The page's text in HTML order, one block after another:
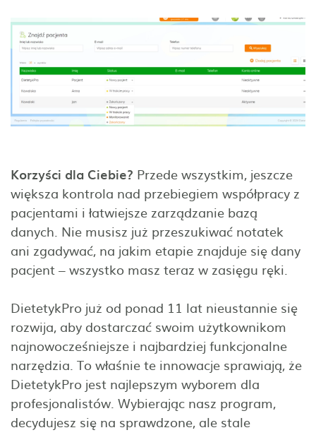
Korzyści dla Ciebie? Przede wszystkim, jeszcze
większa kontrola nad przebiegiem współpracy z
pacjentami i łatwiejsze zarządzanie bazą
danych. Nie musisz już przeszukiwać notatek
ani zgadywać, na jakim etapie znajduje się dany
pacjent – wszystko masz teraz w zasięgu ręki.
DietetykPro już od ponad 11 lat nieustannie się
rozwija, aby dostarczać swoim użytkownikom
najnowocześniejsze i najbardziej funkcjonalne
narzędzia. To właśnie te innowacje sprawiają, że
DietetykPro jest najlepszym wyborem dla
profesjonalistów. Wybierając nasz program,
decydujesz się na sprawdzone, ale stale